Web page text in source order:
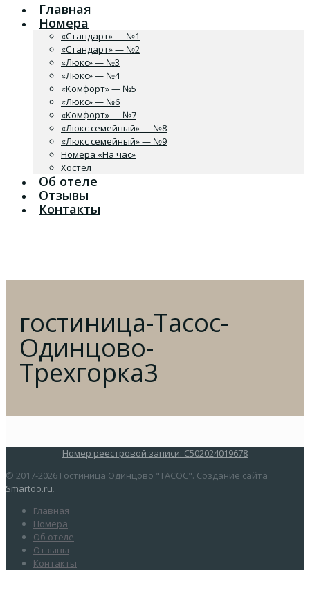
Главная
Номера
«Стандарт» — №1
«Стандарт» — №2
«Люкс» — №3
«Люкс» — №4
«Комфорт» — №5
«Люкс» — №6
«Комфорт» — №7
«Люкс семейный» — №8
«Люкс семейный» — №9
Номера «На час»
Хостел
Об отеле
Отзывы
Контакты
гостиница-Тасос-
Одинцово-
Трехгорка3
Номер реестровой записи: С502024019678
© 2017-2026 Гостиница Одинцово "ТАСОС". Создание сайта
Smartoo.ru.
Главная
Номера
Об отеле
Отзывы
Контакты